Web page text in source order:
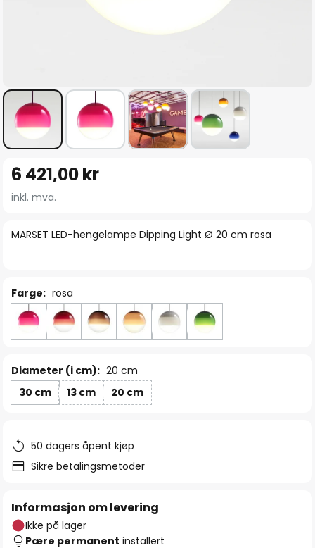
begynnelsen
bildegalleri
MARSET LED-hengelampe Dipping Light Ø 20 cm rosa
6 421,00 kr
inkl. mva.
Farge: rosa
Diameter (i cm): 20 cm
30 cm
13 cm 20 cm
50 dagers åpent kjøp
Sikre betalingsmetoder
Informasjon om levering
Ikke på lager
Pære permanent installert